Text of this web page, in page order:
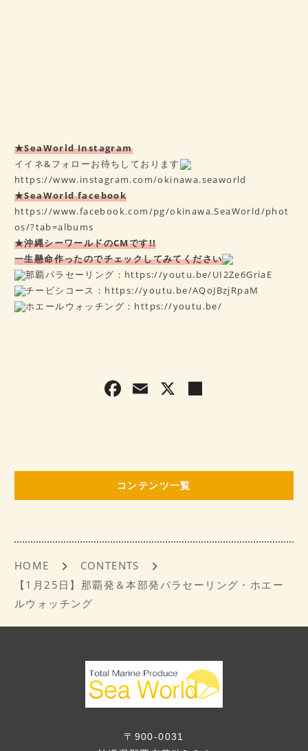
★SeaWorld Instagram
イイネ&フォローお待ちしております
https://www.instagram.com/okinawa.seaworld
★SeaWorld facebook
https://www.facebook.com/pg/okinawa.SeaWorld/phot
os/?tab=albums
★沖縄シーワールドのCMです!!
一生懸命作ったのでチェックしてみてください
那覇パラセーリング： https://youtu.be/UI2Ze6GriaE
チービシコース： https://youtu.be/AQoJBzjRpaM
ホエールウォッチング： https://youtu.be/
F
b
o
k
E X
コンテンツ一覧
HOME
CONTENTS
【1月25日】那覇発＆本部発パラセーリング・ホエー
ルウォッチング
〒900-0031